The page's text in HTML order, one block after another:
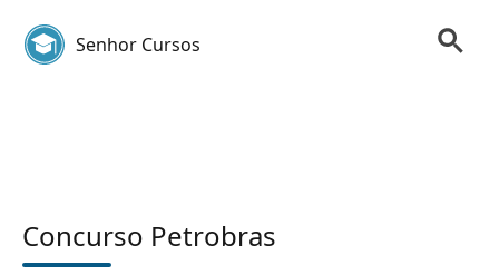
Senhor Cursos
Concurso Petrobras